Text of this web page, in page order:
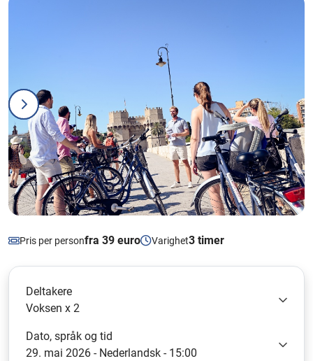
Pris per personfra 39 euro Varighet3 timer
Deltakere
Voksen x 2
Dato, språk og tid
29. mai 2026 - Nederlandsk - 15:00